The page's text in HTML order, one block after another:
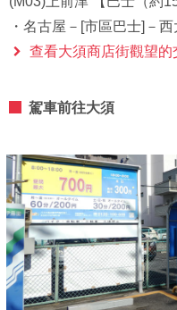
・名古屋－[市區巴士]－
查看大須商店街觀望的
駕車前往大須